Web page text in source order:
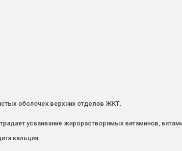
оболочек верхних отделов ЖКТ.
усваивание жирорастворимых витаминов,
кальция.